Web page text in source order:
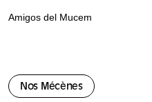
Nos Mécènes
Amigos del Mucem